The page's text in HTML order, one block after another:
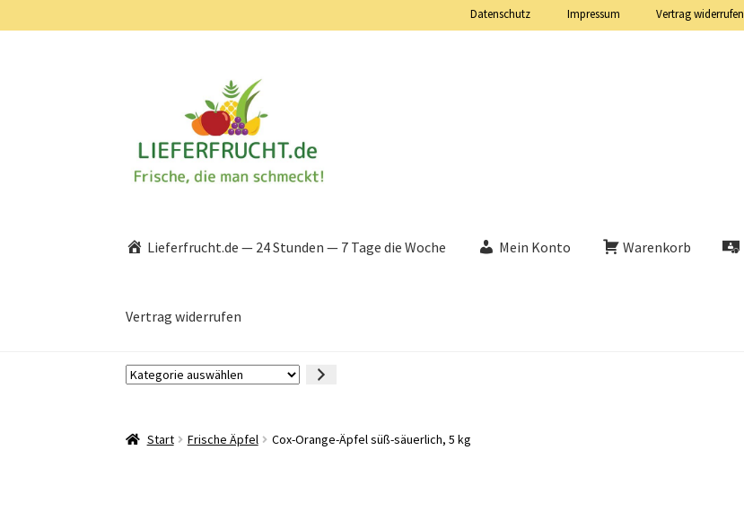
Datenschutz Impressum Vertrag widerrufen
Lieferfrucht.de — 24 Stunden — 7 Tage die Woche Mein Konto Warenkorb
Vertrag widerrufen
Kategorie
Start Frische Äpfel Cox-Orange-Äpfel süß-säuerlich, 5 kg